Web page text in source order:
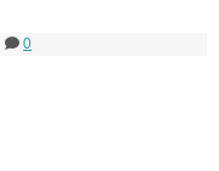
0